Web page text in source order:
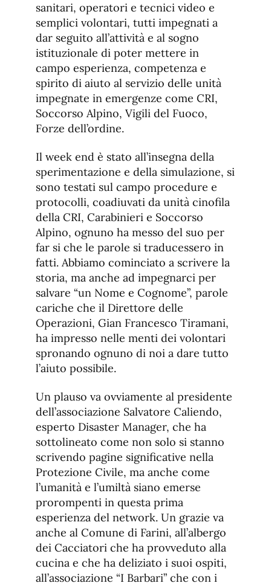
sanitari, operatori e tecnici video e
semplici volontari, tutti impegnati a
dar seguito all’attività e al sogno
istituzionale di poter mettere in
campo esperienza, competenza e
spirito di aiuto al servizio delle unità
impegnate in emergenze come CRI,
Soccorso Alpino, Vigili del Fuoco,
Forze dell’ordine.
Il week end è stato all’insegna della
sperimentazione e della simulazione, si
sono testati sul campo procedure e
protocolli, coadiuvati da unità cinofila
della CRI, Carabinieri e Soccorso
Alpino, ognuno ha messo del suo per
far si che le parole si traducessero in
fatti. Abbiamo cominciato a scrivere la
storia, ma anche ad impegnarci per
salvare “un Nome e Cognome”, parole
cariche che il Direttore delle
Operazioni, Gian Francesco Tiramani,
ha impresso nelle menti dei volontari
spronando ognuno di noi a dare tutto
l’aiuto possibile.
Un plauso va ovviamente al presidente
dell’associazione Salvatore Caliendo,
esperto Disaster Manager, che ha
sottolineato come non solo si stanno
scrivendo pagine significative nella
Protezione Civile, ma anche come
l’umanità e l’umiltà siano emerse
prorompenti in questa prima
esperienza del network. Un grazie va
anche al Comune di Farini, all’albergo
dei Cacciatori che ha provveduto alla
cucina e che ha deliziato i suoi ospiti,
all’associazione “I Barbari” che con i